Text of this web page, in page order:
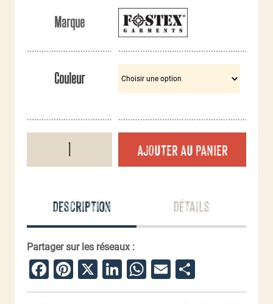
Marque
Couleur
AJOUTER AU PANIER
Description Détails
Partager sur les réseaux :
Facebook
Pinterest
X LinkedIn
WhatsApp
Email